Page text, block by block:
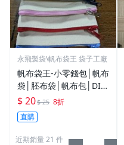
永飛製袋\帆布袋王 袋子工廠
帆布袋王-小零錢包│帆布
袋│胚布袋│帆布包│DIY
蝶古巴特
$ 20$ 25 8折
直購
近期銷量 21 件